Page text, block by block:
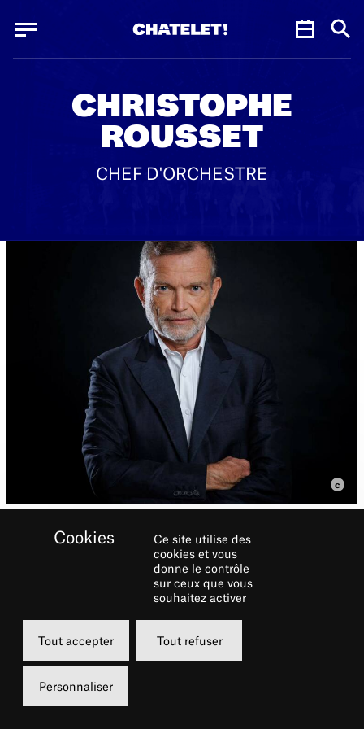
CHRISTOPHE
ROUSSET
CHEF D'ORCHESTRE
Biographie
Fondateur de l’ensembleLes Talens Lyrique
et claveciniste internationalement reconnu,
Christophe Rousset
Ce site utilise des
cookies et vous
donne le contrôle
sur ceux que vous
souhaitez activer
Tout accepter Tout refuser
Personnaliser